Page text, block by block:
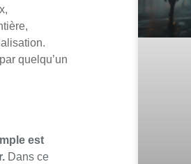
quelqu’un
est
Dans ce